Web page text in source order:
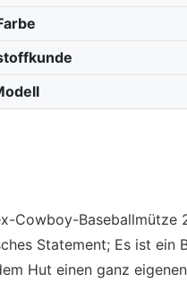
Cowboy-
Statement; Es ist
Hut einen ganz